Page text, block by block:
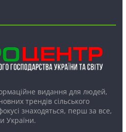
видання для людей,
трендів сільського
знаходяться, перш за все,
України.